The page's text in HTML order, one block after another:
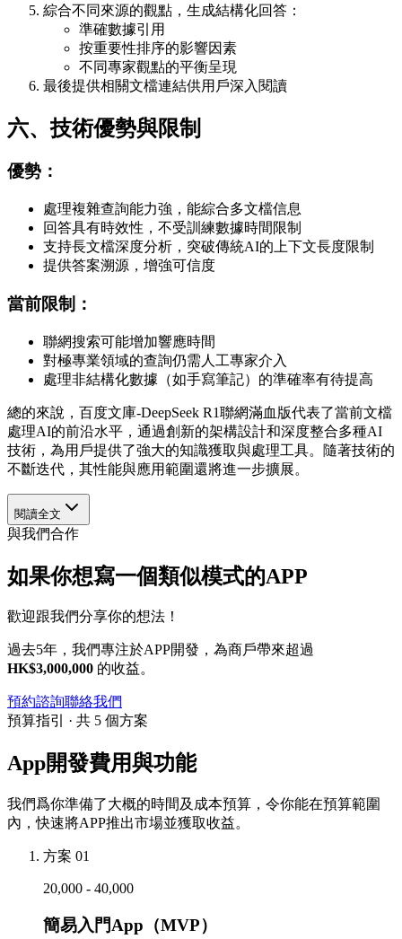
綜合不同來源的觀點，生成結構化回答：
準確數據引用
按重要性排序的影響因素
不同專家觀點的平衡呈現
最後提供相關文檔連結供用戶深入閱讀
六、技術優勢與限制
優勢：
處理複雜查詢能力強，能綜合多文檔信息
回答具有時效性，不受訓練數據時間限制
支持長文檔深度分析，突破傳統AI的上下文長度限制
提供答案溯源，增強可信度
當前限制：
聯網搜索可能增加響應時間
對極專業領域的查詢仍需人工專家介入
處理非結構化數據（如手寫筆記）的準確率有待提高
總的來說，百度文庫-DeepSeek R1聯網滿血版代表了當前文檔
處理AI的前沿水平，通過創新的架構設計和深度整合多種AI
技術，為用戶提供了強大的知識獲取與處理工具。隨著技術的
不斷迭代，其性能與應用範圍還將進一步擴展。
閱讀全文
與我們合作
如果你想寫一個類似模式的APP
歡迎跟我們分享你的想法！
過去5年，我們專注於APP開發，為商戶帶來超過
HK$3,000,000 的收益。
預約諮詢聯絡我們
預算指引 · 共 5 個方案
App開發費用與功能
我們爲你準備了大概的時間及成本預算，令你能在預算範圍
內，快速將APP推出市場並獲取收益。
方案 01
20,000 - 40,000
簡易入門App（MVP）